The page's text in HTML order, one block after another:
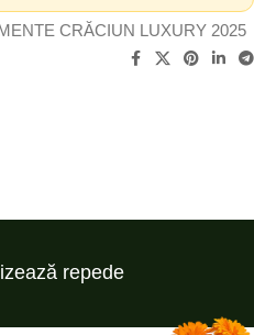
CRĂCIUN LUXURY 2025
repede